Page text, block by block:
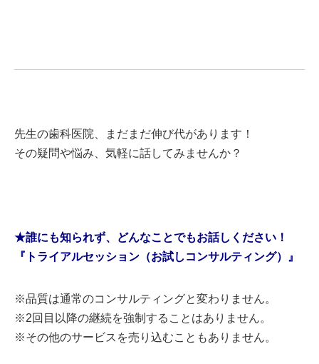
先生の歯科医院、まだまだ伸び代があります！
その疑問や悩み、気軽に話してみませんか？
★誰にも知られず、どんなことでもお話しください！
『トライアルセッション（お試しコンサルティング）』
※品質は通常のコンサルティングと変わりません。
※2回目以降の継続を強制することはありません。
※その他のサービスを売り込むこともありません。